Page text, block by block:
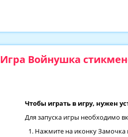
Игра Войнушка
Чтобы играть в игру, нужен
Для запуска игры необходимо
Нажмите на иконку Замочка